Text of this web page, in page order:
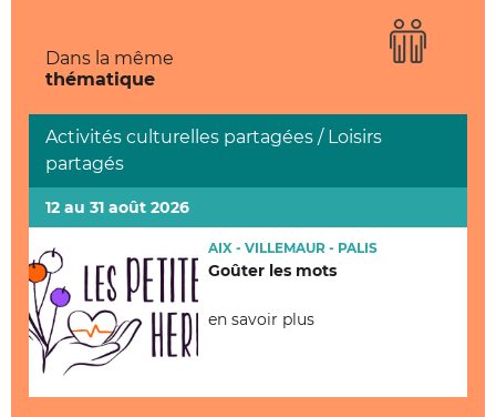
Dans la même
thématique
Activités culturelles partagées / Loisirs
partagés
12 au 31 août 2026
AIX - VILLEMAUR - PALIS
Goûter les mots
en savoir plus